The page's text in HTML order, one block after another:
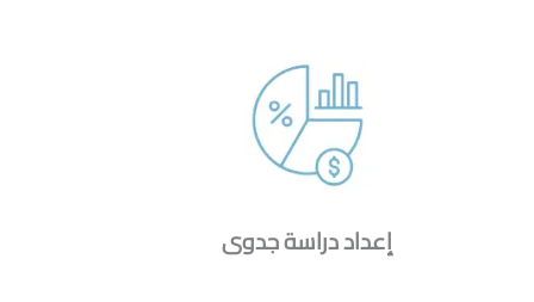
إعداد دراسة جدوى